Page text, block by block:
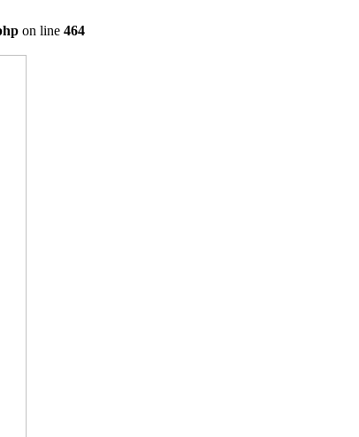
on line 464